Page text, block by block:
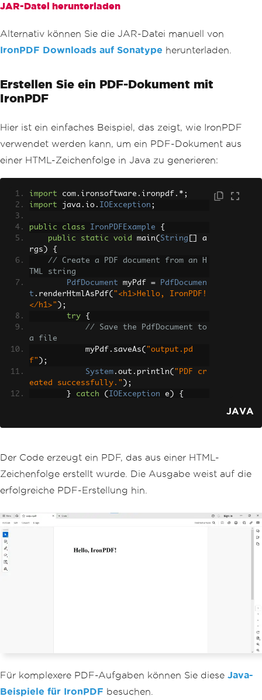
JAR-Datei herunterladen
Alternativ können Sie die JAR-Datei manuell von
IronPDF Downloads auf Sonatype herunterladen.
Erstellen Sie ein PDF-Dokument mit
IronPDF
Hier ist ein einfaches Beispiel, das zeigt, wie IronPDF
verwendet werden kann, um ein PDF-Dokument aus
einer HTML-Zeichenfolge in Java zu generieren:
import com . ironsoftware . ironpdf .*;
import java . io . IOException ;
public class IronPDFExample
{
public
static void main( String
a
rgs )
{
// Create a PDF document from an H
TML string
PdfDocument myPdf =
PdfDocumen
t . renderHtmlAsPdf( "<h1>Hello, IronPDF!
</h1>" );
try
{
// Save the PdfDocument to
a file
            myPdf
. saveAs( "output.pd
f" );
System . out . println( "PDF cr
eated successfully." );
}
catch ( IOException e )
{
}
JAVA
Der Code erzeugt ein PDF, das aus einer HTML-
Zeichenfolge erstellt wurde. Die Ausgabe weist auf die
erfolgreiche PDF-Erstellung hin.
Für komplexere PDF-Aufgaben können Sie diese Java-
Beispiele für IronPDF besuchen.